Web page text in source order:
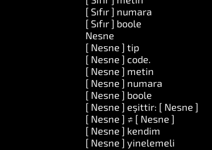
[ Sıfır ] numara
[ Sıfır ] boole
Nesne
[ Nesne ] tip
[ Nesne ] code.
[ Nesne ] metin
[ Nesne ] numara
[ Nesne ] boole
[ Nesne ] eşittir: [ Nesne ]
[ Nesne ] ≠ [ Nesne ]
[ Nesne ] kendim
[ Nesne ] yinelemeli